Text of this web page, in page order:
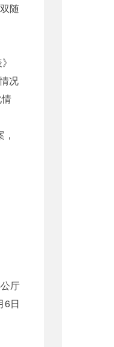
随
况
厅
6日